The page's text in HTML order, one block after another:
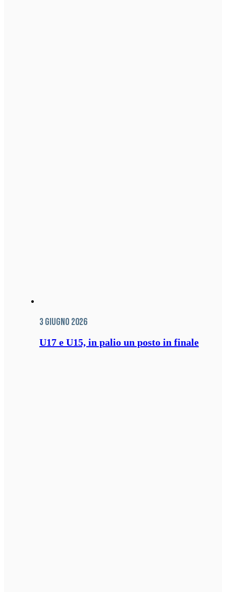
3 Giugno 2026
U17 e U15, in palio un posto in finale